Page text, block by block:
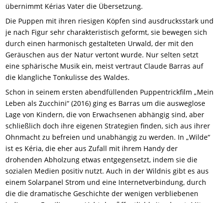
übernimmt Kérias Vater die Übersetzung.
Die Puppen mit ihren riesigen Köpfen sind ausdrucksstark und
je nach Figur sehr charakteristisch geformt, sie bewegen sich
durch einen harmonisch gestalteten Urwald, der mit den
Geräuschen aus der Natur vertont wurde. Nur selten setzt
eine sphärische Musik ein, meist vertraut Claude Barras auf
die klangliche Tonkulisse des Waldes.
Schon in seinem ersten abendfüllenden Puppentrickfilm „Mein
Leben als Zucchini“ (2016) ging es Barras um die ausweglose
Lage von Kindern, die von Erwachsenen abhängig sind, aber
schließlich doch ihre eigenen Strategien finden, sich aus ihrer
Ohnmacht zu befreien und unabhängig zu werden. In „Wilde“
ist es Kéria, die eher aus Zufall mit ihrem Handy der
drohenden Abholzung etwas entgegensetzt, indem sie die
sozialen Medien positiv nutzt. Auch in der Wildnis gibt es aus
einem Solarpanel Strom und eine Internetverbindung, durch
die die dramatische Geschichte der wenigen verbliebenen